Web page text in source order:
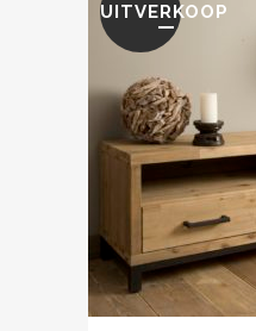
UITVERKOOP